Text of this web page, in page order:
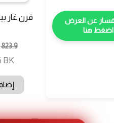
للاستفسار عن العرض
اضغط هنا
823.9
BK